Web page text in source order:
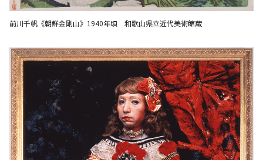
前川千帆《朝鮮金剛山》1940年頃 和歌山県立近代美術館蔵